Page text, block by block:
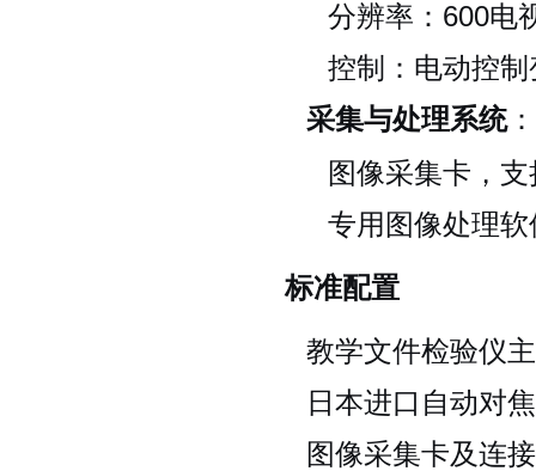
分辨率：600电
控制：电动控
采集与处理系统：
图像采集卡，
专用图像处理
标准配置
教学文件检验仪
日本进口自动对
图像采集卡及连